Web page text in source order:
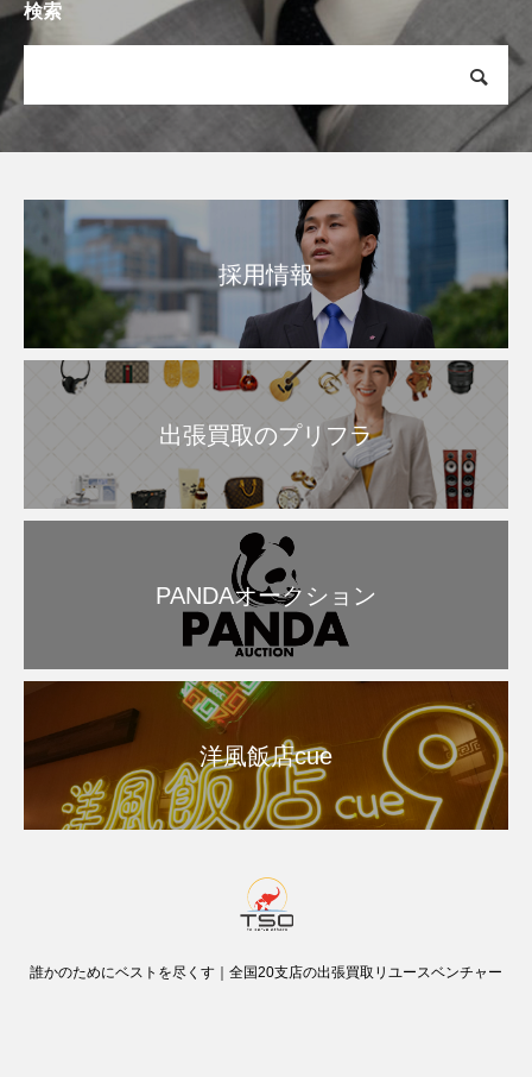
検索
採用情報
出張買取のプリフラ
PANDAオークション
洋風飯店cue
誰かのためにベストを尽くす｜全国20支店の出張買取リユースベンチャー